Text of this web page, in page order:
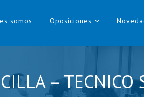
somos Oposiciones
– TECNICO